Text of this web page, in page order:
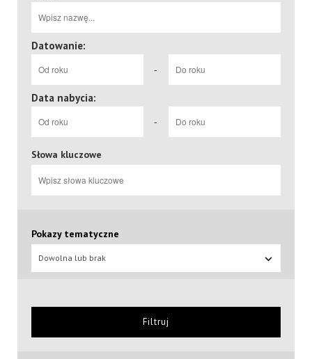
Datowanie:
-
Data nabycia:
-
Słowa kluczowe
Pokazy tematyczne
Dowolna lub brak
Filtruj